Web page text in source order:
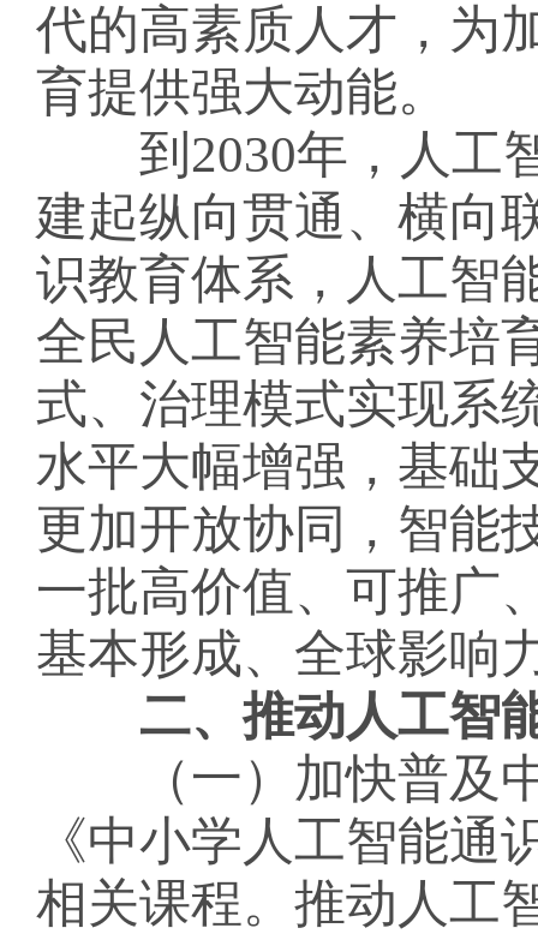
代的高素质人才，为
育提供强大动能。
到 2030年，人工
建起纵向贯通、横向
识教育体系，人工智
全民人工智能素养培
式、治理模式实现系
水平大幅增强，基础
更加开放协同，智能
一批高价值、可推广
基本形成、全球影响
二、推动人工智
（一）加快普及中
《中小学人工智能
相关课程。推动人工